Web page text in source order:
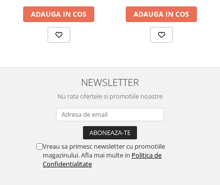
Accesorii smart TV
Suporturi TV / Monitor
Videoproiectoare & Accesorii
Videoproiectoare
Iluminat & electrice
Prelungitoare
ADAUGA IN COS ADAUGA IN COS
NEWSLETTER
Nu rata ofertele si promotiile noastre
Vreau sa primesc newsletter cu promotiile
magazinului. Afla mai multe in Politica de
Confidentialitate